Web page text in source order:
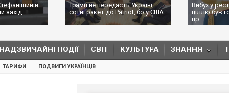
захід
Трамп не передасть Україні
сотні ракет до Patriot, бо у США
...
Вибух у
ціллю був
пр...
НАДЗВИЧАЙНІ ПОДІЇ СВІТ КУЛЬТУРА ЗНАННЯ
ТАРИФИ ПОДВИГИ УКРАЇНЦІВ